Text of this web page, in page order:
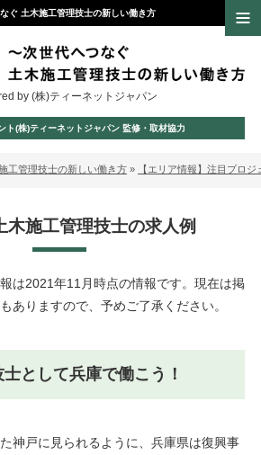
ぐ 土木施工管理技士の新しい働き方
by (株)ティーネットジャパン
ト(株)ティーネットジャパン 監修・取材協力
工管理技士の新しい働き方 » 【エリア情報】注目プロ
木施工管理技士の求人例
は2021年11月時点の情報です。現在は掲
ありますので、予めご了承ください。
として兵庫で働こう！
神戸に見られるように、兵庫県は復興事